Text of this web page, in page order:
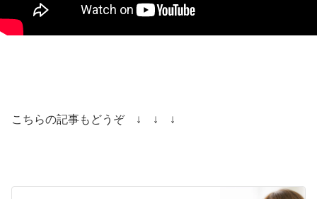
こちらの記事もどうぞ ↓ ↓ ↓